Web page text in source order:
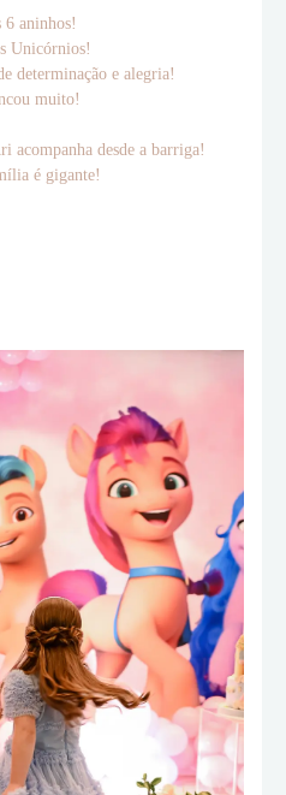
6 aninhos!
Unicórnios!
determinação e alegria!
muito!
acompanha desde a barriga!
é gigante!